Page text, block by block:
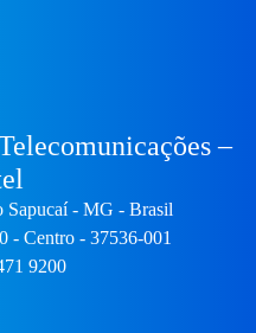
–
Sapucaí - MG - Brasil
- Centro - 37536-001
9200